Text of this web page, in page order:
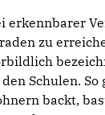
erkennbarer
zu
Schulen. So
backt,